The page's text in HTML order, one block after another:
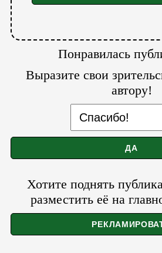
Понравилась
Выразите свои
автору!
Хотите поднять
разместить её на